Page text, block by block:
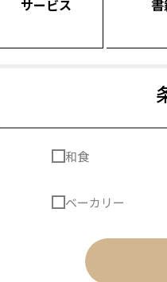
サービス
和食
ベーカリー